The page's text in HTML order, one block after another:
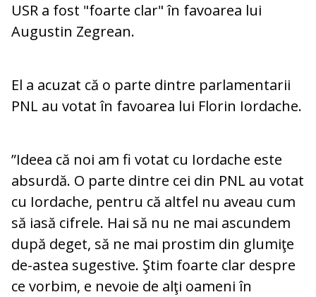
USR a fost "foarte clar" în favoarea lui
Augustin Zegrean.
El a acuzat că o parte dintre parlamentarii
PNL au votat în favoarea lui Florin Iordache.
”Ideea că noi am fi votat cu Iordache este
absurdă. O parte dintre cei din PNL au votat
cu Iordache, pentru că altfel nu aveau cum
să iasă cifrele. Hai să nu ne mai ascundem
după deget, să ne mai prostim din glumiţe
de-astea sugestive. Ştim foarte clar despre
ce vorbim, e nevoie de alţi oameni în